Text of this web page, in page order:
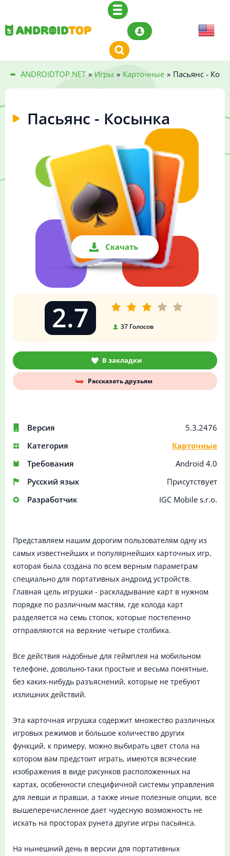
ANDROIDTOP.NET » Игры » Карточные » Пасьянс -
Пасьянс - Косынка
Скачать
Версия
5.3.2476
Категория
Карточные
Требования
Android 4.0
Русский язык
Присутствует
Разработчик
IGC Mobile s.r.o.
2.7 37 Голосов
В закладки
Рассказать друзьям
Представляем нашим дорогим пользователям одну из
самых известнейших и популярнейших карточных игр,
которая была создана по всем верным параметрам
специально для портативных андроид устройств.
Главная цель игрушки - раскладывание карт в нужном
порядке по различным мастям, где колода карт
разделяется на семь стопок, которые постепенно
отправляются на верхние четыре столбика.
Все действия надобные для геймплея на мобильном
телефоне, довольно-таки простые и весьма понятные,
без каких-нибудь разъяснений, которые не требуют
излишних действий.
Эта карточная игрушка содержит множество различных
игровых режимов и большое количество других
функций, к примеру, можно выбирать цвет стола на
котором вам предстоит играть, имеются всяческие
изображения в виде рисунков расположенных на
картах, особенности специфичной системы управления
для левши и правши, а также иные полезные опции, все
вышеперечисленное дает чудесную возможность не
искать на просторах рунета другие игры пасьянса.
На нынешний день в версии для портативных